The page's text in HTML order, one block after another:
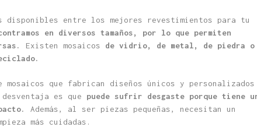
disponibles entre los mejores revestimientos para tu
en diversos tamaños, por lo que permiten
Existen mosaicos de vidrio, de metal, de piedra o
mosaicos que fabrican diseños únicos y personalizados
es que puede sufrir desgaste porque tiene
Además, al ser piezas pequeñas, necesitan un
más cuidadas.